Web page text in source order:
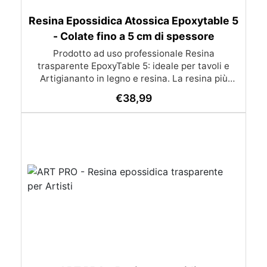
Resina Epossidica Atossica Epoxytable 5
- Colate fino a 5 cm di spessore
Prodotto ad uso professionale Resina
trasparente EpoxyTable 5: ideale per tavoli e
Artigiananto in legno e resina. La resina più
perfetta per colate di alto spessore fino a 5 cm.
Applicazioni Principali: Realizzazione di tavoli in
monete, pietre, ecc) Colate riempitive in
spessore dentro stampi e cassaforme
Caratteristiche principali: ✅ Bassissima
€38,99